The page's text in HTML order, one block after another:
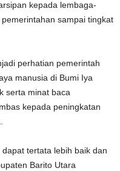
kepada lembaga-
sampai tingkat
perhatian pemerintah
manusia di Bumi Iya
serta minat baca
kepada peningkatan
tertata lebih baik dan
Barito Utara